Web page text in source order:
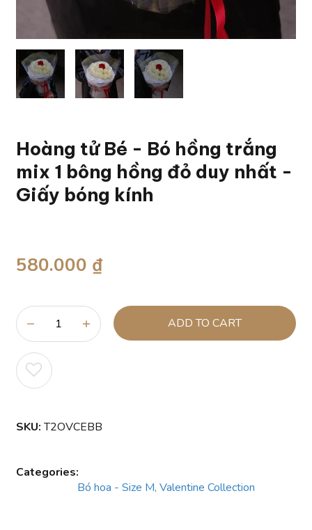
Hoàng tử Bé - Bó hồng trắng
mix 1 bông hồng đỏ duy nhất -
Giấy bóng kính
580.000 ₫
ADD TO CART
SKU: T2OVCEBB
Categories:
Bó hoa - Size M, Valentine Collection